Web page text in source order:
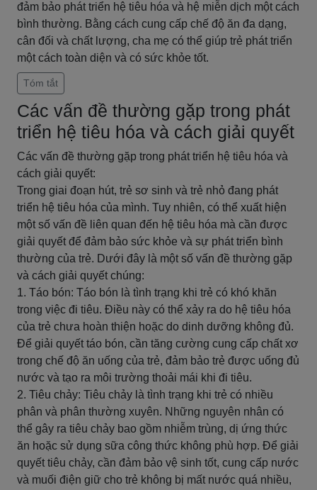
đảm bảo phát triển hệ tiêu hóa và hệ miễn dịch một cách
bình thường. Bằng cách cung cấp chế độ ăn đa dạng,
cân đối và chất lượng, cha mẹ có thể giúp trẻ phát triển
một cách toàn diện và có sức khỏe tốt.
Tóm tắt
Các vấn đề thường gặp trong phát
triển hệ tiêu hóa và cách giải quyết
Các vấn đề thường gặp trong phát triển hệ tiêu hóa và
cách giải quyết:
Trong giai đoạn hút, trẻ sơ sinh và trẻ nhỏ đang phát
triển hệ tiêu hóa của mình. Tuy nhiên, có thể xuất hiện
một số vấn đề liên quan đến hệ tiêu hóa mà cần được
giải quyết để đảm bảo sức khỏe và sự phát triển bình
thường của trẻ. Dưới đây là một số vấn đề thường gặp
và cách giải quyết chúng:
1. Táo bón: Táo bón là tình trạng khi trẻ có khó khăn
trong việc đi tiêu. Điều này có thể xảy ra do hệ tiêu hóa
của trẻ chưa hoàn thiện hoặc do dinh dưỡng không đủ.
Để giải quyết táo bón, cần tăng cường cung cấp chất xơ
trong chế độ ăn uống của trẻ, đảm bảo trẻ được uống đủ
nước và tạo ra môi trường thoải mái khi đi tiêu.
2. Tiêu chảy: Tiêu chảy là tình trạng khi trẻ có nhiều
phân và phân thường xuyên. Những nguyên nhân có
thể gây ra tiêu chảy bao gồm nhiễm trùng, dị ứng thức
ăn hoặc sử dụng sữa công thức không phù hợp. Để giải
quyết tiêu chảy, cần đảm bảo vệ sinh tốt, cung cấp nước
và muối điện giữ cho trẻ không bị mất nước quá nhiều,